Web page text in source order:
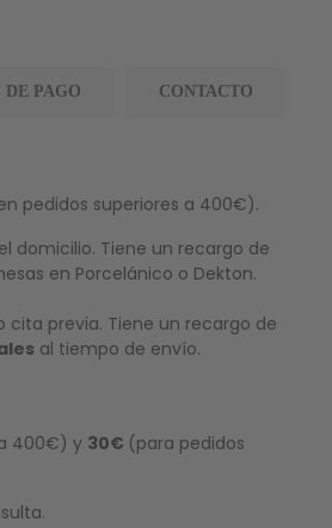
DE PAGO CONTACTO
pedidos superiores a 400€).
domicilio. Tiene un recargo de
en Porcelánico o Dekton.
previa. Tiene un recargo de
al tiempo de envío.
400€) y 30€ (para pedidos